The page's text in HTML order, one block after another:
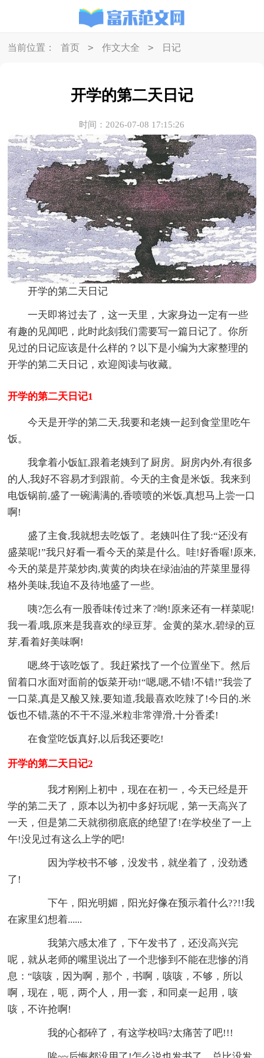
当前位置： 首页 > 作文大全 > 日记
开学的第二天日记
时间：2026-07-08 17:15:26
开学的第二天日记
一天即将过去了，这一天里，大家身边一定有一些
有趣的见闻吧，此时此刻我们需要写一篇日记了。你所
见过的日记应该是什么样的？以下是小编为大家整理的
开学的第二天日记，欢迎阅读与收藏。
开学的第二天日记1
今天是开学的第二天,我要和老姨一起到食堂里吃午
饭。
我拿着小饭缸,跟着老姨到了厨房。厨房内外,有很多
的人,我好不容易才到跟前。今天的主食是米饭。我来到
电饭锅前,盛了一碗满满的,香喷喷的米饭,真想马上尝一口
啊!
盛了主食,我就想去吃饭了。老姨叫住了我:“还没有
盛菜呢!”我只好看一看今天的菜是什么。哇!好香喔!原来,
今天的菜是芹菜炒肉,黄黄的肉块在绿油油的芹菜里显得
格外美味,我迫不及待地盛了一些。
咦?怎么有一股香味传过来了?哟!原来还有一样菜呢!
我一看,哦,原来是我喜欢的绿豆芽。金黄的菜水,碧绿的豆
芽,看着好美味啊!
嗯,终于该吃饭了。我赶紧找了一个位置坐下。然后
留着口水面对面前的饭菜开动!“嗯,嗯,不错!不错!”我尝了
一口菜,真是又酸又辣,要知道,我最喜欢吃辣了!今日的.米
饭也不错,蒸的不干不湿,米粒非常弹滑,十分香柔!
在食堂吃饭真好,以后我还要吃!
开学的第二天日记2
我才刚刚上初中，现在在初一，今天已经是开
学的第二天了，原本以为初中多好玩呢，第一天高兴了
一天，但是第二天就彻彻底底的绝望了!在学校坐了一上
午!没见过有这么上学的吧!
因为学校书不够，没发书，就坐着了，没劲透
了!
下午，阳光明媚，阳光好像在预示着什么??!!我
在家里幻想着......
我第六感太准了，下午发书了，还没高兴完
呢，就从老师的嘴里说出了一个悲惨到不能在悲惨的消
息：“咳咳，因为啊，那个，书啊，咳咳，不够，所以
啊，现在，呃，两个人，用一套，和同桌一起用，咳
咳，不许抢啊!
我的心都碎了，有这学校吗?太痛苦了吧!!!